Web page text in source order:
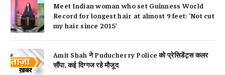
Meet Indian woman who set Guinness World
Record for longest hair at almost 9 feet: ‘Not cut
my hair since 2015’
Amit Shah ने Puducherry Police को प्रेसिडेंट्स कलर
सौंपा, कई दिग्गज रहे मौजूद